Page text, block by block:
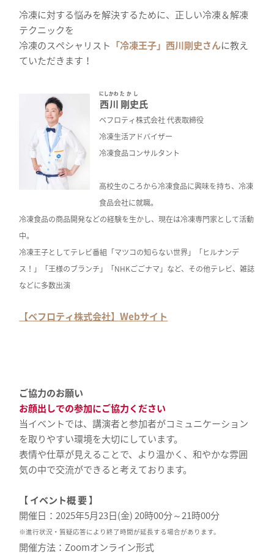
冷凍に対する悩みを解決するために、正しい冷凍＆解凍
テクニックを
冷凍のスペシャリスト 「冷凍王子」西川剛史さんに教え
ていただきます！
西川
にしかわ
剛史
たかし
氏
ベフロティ株式会社 代表取締役
冷凍生活アドバイザー
冷凍食品コンサルタント
高校生のころから冷凍食品に興味を持ち、冷凍
食品会社に就職。
冷凍食品の商品開発などの経験を生かし、現在は冷凍専門家として活動
中。
冷凍王子としてテレビ番組「マツコの知らない世界」「ヒルナンデ
ス！」「王様のブランチ」「NHKごごナマ」など、その他テレビ、雑誌
などに多数出演
【ベフロティ株式会社】Webサイト
ご協力のお願い
お顔出しでの参加にご協力ください
当イベントでは、講演者と参加者がコミュニケーション
を取りやすい環境を大切にしています。
表情や仕草が見えることで、より温かく、和やかな雰囲
気の中で交流ができると考えております。
【 イベント概 要 】
開催日：2025年5月23日(金) 20時00分～21時00分
※進行状況・質疑応答により終了時間が延長する場合があります。
開催方法：Zoomオンライン形式